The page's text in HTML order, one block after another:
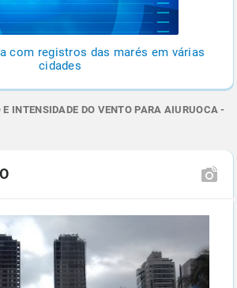
com registros das marés em várias
cidades
INTENSIDADE DO VENTO PARA AIURUOCA -